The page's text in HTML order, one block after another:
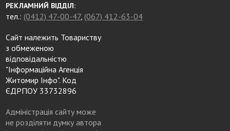
РЕКЛАМНИЙ ВІДДІЛ:
тел.: (0412) 47-00-47, (067) 412-63-04
Сайт належить Товариству
з обмеженою
відповідальністю
"Інформаційна Агенція
Житомир Інфо". Код
ЄДРПОУ 33732896
Адміністрація сайту може
не розділяти думку автора